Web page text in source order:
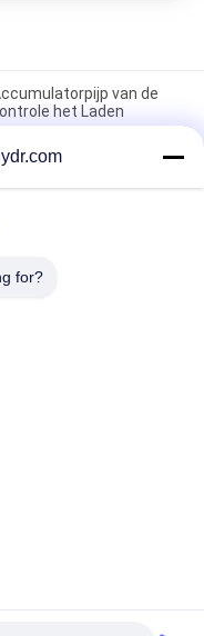
van de
het Laden
draadverbinding Klep
de Koolstofstaal
for?